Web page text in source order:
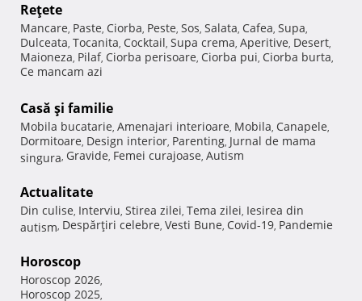
Reţete
Mancare, Paste, Ciorba, Peste, Sos, Salata, Cafea, Supa,
Dulceata, Tocanita, Cocktail, Supa crema, Aperitive, Desert,
Maioneza, Pilaf, Ciorba perisoare, Ciorba pui, Ciorba burta,
Ce mancam azi
Casă şi familie
Mobila bucatarie, Amenajari interioare, Mobila, Canapele,
Dormitoare, Design interior, Parenting, Jurnal de mama
singura, Gravide, Femei curajoase, Autism
Actualitate
Din culise, Interviu, Stirea zilei, Tema zilei, Iesirea din
autism, Despărţiri celebre, Vesti Bune, Covid-19, Pandemie
Horoscop
Horoscop 2026,
Horoscop 2025,